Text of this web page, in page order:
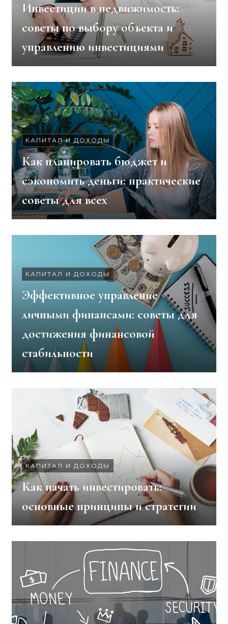
Инвестиции в недвижимость:
советы по выбору объекта и
управлению инвестициями
КАПИТАЛ И ДОХОДЫ
Как планировать бюджет и
сэкономить деньги: практические
советы для всех
КАПИТАЛ И ДОХОДЫ
Эффективное управление
личными финансами: советы для
достижения финансовой
стабильности
КАПИТАЛ И ДОХОДЫ
Как начать инвестировать:
основные принципы и стратегии